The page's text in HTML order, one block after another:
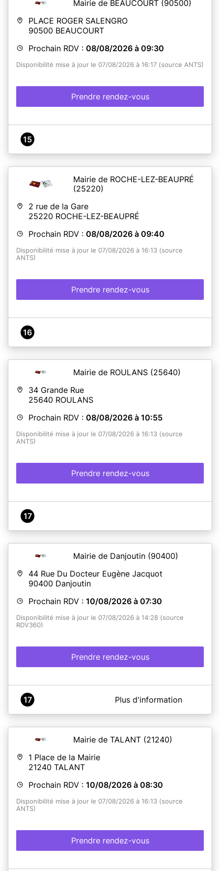
Mairie de BEAUCOURT (90500)
PLACE ROGER SALENGRO
90500 BEAUCOURT
Prochain RDV : 08/08/2026 à 09:30
Disponibilité mise à jour le 07/08/2026 à 16:17 (source ANTS)
Prendre rendez-vous
15
Mairie de ROCHE-LEZ-BEAUPRÉ
(25220)
2 rue de la Gare
25220 ROCHE-LEZ-BEAUPRÉ
Prochain RDV : 08/08/2026 à 09:40
Disponibilité mise à jour le 07/08/2026 à 16:13 (source
ANTS)
Prendre rendez-vous
16
Mairie de ROULANS (25640)
34 Grande Rue
25640 ROULANS
Prochain RDV : 08/08/2026 à 10:55
Disponibilité mise à jour le 07/08/2026 à 16:13 (source
ANTS)
Prendre rendez-vous
17
Mairie de Danjoutin (90400)
44 Rue Du Docteur Eugène Jacquot
90400 Danjoutin
Prochain RDV : 10/08/2026 à 07:30
Disponibilité mise à jour le 07/08/2026 à 14:28 (source
RDV360)
Prendre rendez-vous
A propos de MAIRIE DE DANJOUTIN
et sans rendez-vous pour le retrait des titres.
En savoir plus
17 Plus d'information
Mairie de TALANT (21240)
1 Place de la Mairie
21240 TALANT
Prochain RDV : 10/08/2026 à 08:30
Disponibilité mise à jour le 07/08/2026 à 16:13 (source
ANTS)
Prendre rendez-vous